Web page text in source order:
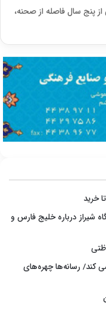
پنج سال فاصله از صحنه،
خرید
شیراز درباره خلیج فارس و
کند/ رسانه‌ها چهره‌های